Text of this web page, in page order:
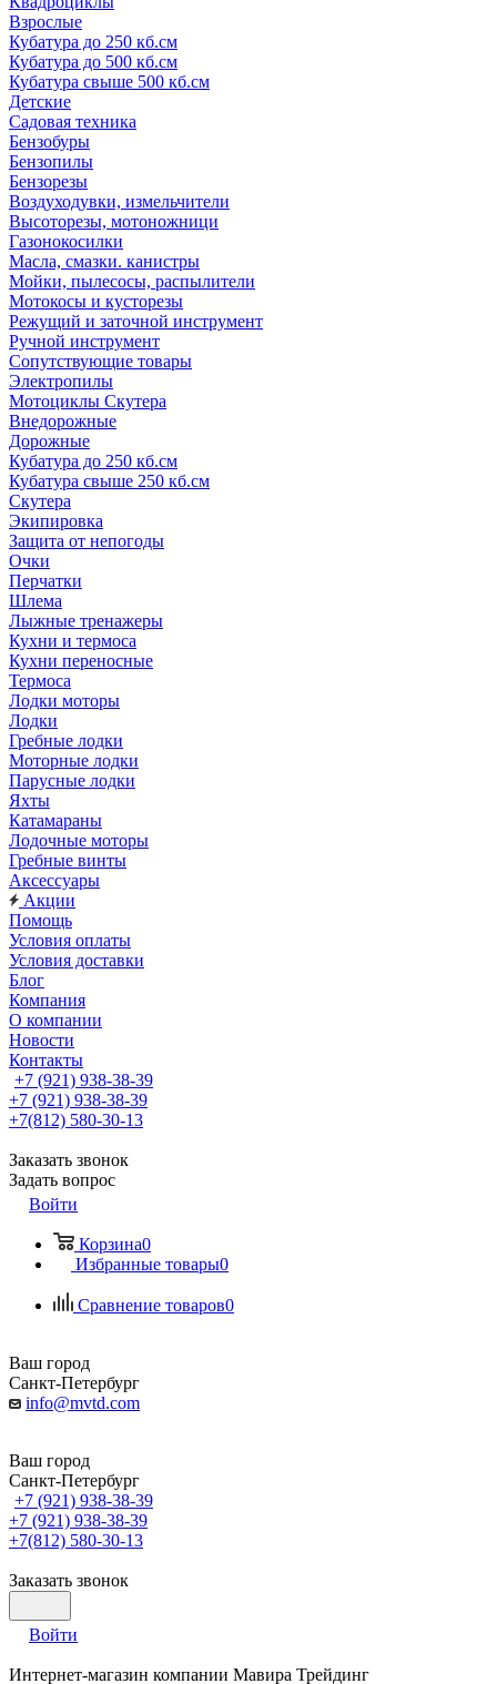
Взрослые
Кубатура до 250 кб.см
Кубатура до 500 кб.см
Кубатура свыше 500 кб.см
Детские
Садовая техника
Бензобуры
Бензопилы
Бензорезы
Воздуходувки, измельчители
Высоторезы, мотоножници
Газонокосилки
Масла, смазки. канистры
Мойки, пылесосы, распылители
Мотокосы и кусторезы
Режущий и заточной инструмент
Ручной инструмент
Сопутствующие товары
Электропилы
Мотоциклы Скутера
Внедорожные
Дорожные
Кубатура до 250 кб.см
Кубатура свыше 250 кб.см
Скутера
Экипировка
Защита от непогоды
Очки
Перчатки
Шлема
Лыжные тренажеры
Кухни и термоса
Кухни переносные
Термоса
Лодки моторы
Лодки
Гребные лодки
Моторные лодки
Парусные лодки
Яхты
Катамараны
Лодочные моторы
Гребные винты
Аксессуары
Акции
Помощь
Условия оплаты
Условия доставки
Блог
Компания
О компании
Новости
Контакты
+7 (921) 938-38-39
+7 (921) 938-38-39
+7(812) 580-30-13
Заказать звонок
Задать вопрос
Войти
Корзина0
Избранные товары0
Сравнение товаров0
Ваш город
Санкт-Петербург
info@mvtd.com
Ваш город
Санкт-Петербург
+7 (921) 938-38-39
+7 (921) 938-38-39
+7(812) 580-30-13
Заказать звонок
Войти
Интернет-магазин компании Мавира Трейдинг